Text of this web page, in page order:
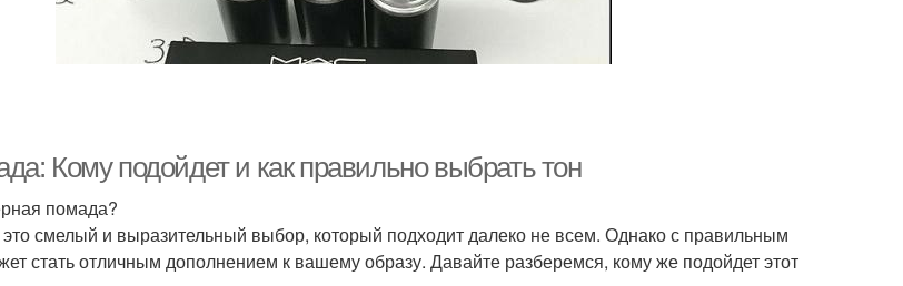
Кому подойдет и как правильно выбрать тон
помада?
смелый и выразительный выбор, который подходит далеко не всем. Однако с правильным
стать отличным дополнением к вашему образу. Давайте разберемся, кому же подойдет этот